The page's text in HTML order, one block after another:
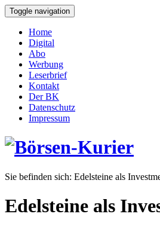
Toggle navigation
Home
Digital
Abo
Werbung
Leserbrief
Kontakt
Der BK
Datenschutz
Impressum
Sie befinden sich: Edelsteine als
Edelsteine als